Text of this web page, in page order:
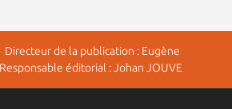
de la publication : Eugène
éditorial : Johan JOUVE